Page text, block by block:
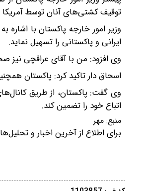
توقیف کشتی‌های آنان توسط آمریکا
وزیر امور خارجه پاکستان با
ایرانی و پاکستانی را تسهیل نماید.
وی افزود: من با آقای عراقچی نیز
اسحاق دار تاکید کرد: پاکستان
وی گفت: پاکستان، از طریق
اتباع خود را تضمین کند.
منبع: مهر
برای اطلاع از آخرین اخبار و